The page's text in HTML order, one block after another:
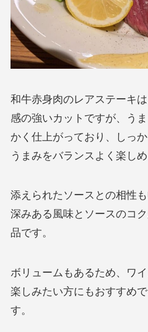
和牛赤身肉のレアステーキ
感の強いカットですが、う
かく仕上がっており、しっ
うまみをバランスよく楽しめ
添えられたソースとの相性
深みある風味とソースのコ
品です。
ボリュームもあるため、ワ
楽しみたい方にもおすすめ
す。